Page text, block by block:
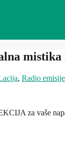
mistika
, Radio emisije
za vaše